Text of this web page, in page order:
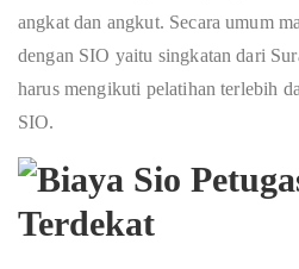
angkat dan angkut. Secara umum
dengan SIO yaitu singkatan dari
harus mengikuti pelatihan terlebih
SIO.